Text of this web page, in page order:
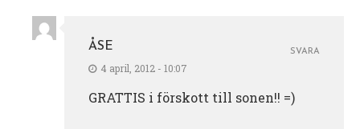
ÅSE
4 april, 2012 - 10:07
GRATTIS i förskott till sonen!! =)
SVARA